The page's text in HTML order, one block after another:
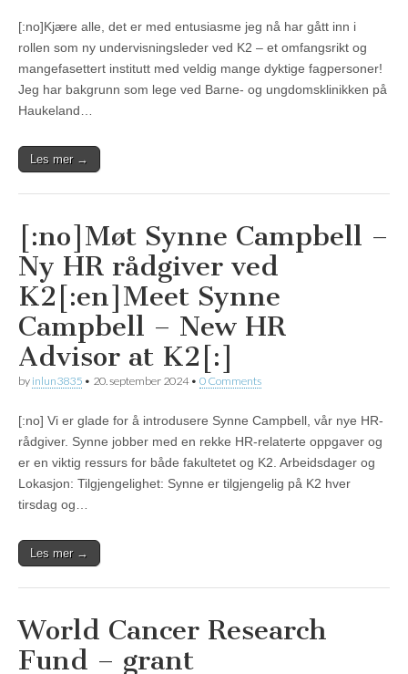
[:no]Kjære alle, det er med entusiasme jeg nå har gått inn i
rollen som ny undervisningsleder ved K2 – et omfangsrikt og
mangefasettert institutt med veldig mange dyktige fagpersoner!
Jeg har bakgrunn som lege ved Barne- og ungdomsklinikken på
Haukeland…
Les mer →
[:no]Møt Synne Campbell –
Ny HR rådgiver ved
K2[:en]Meet Synne
Campbell – New HR
Advisor at K2[:]
by inlun3835 • 20. september 2024• 0 Comments
[:no] Vi er glade for å introdusere Synne Campbell, vår nye HR-
rådgiver. Synne jobber med en rekke HR-relaterte oppgaver og
er en viktig ressurs for både fakultetet og K2. Arbeidsdager og
Lokasjon: Tilgjengelighet: Synne er tilgjengelig på K2 hver
tirsdag og…
Les mer →
World Cancer Research
Fund – grant